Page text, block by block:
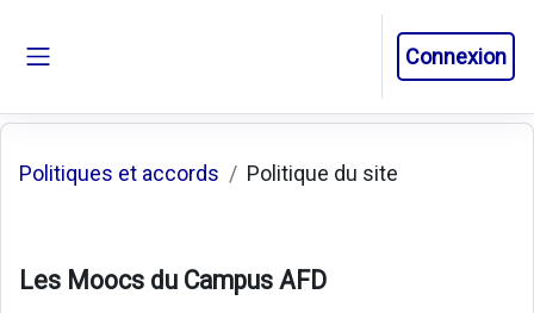
Connexion
Politiques et accords Politique du site
Les Moocs du Campus AFD